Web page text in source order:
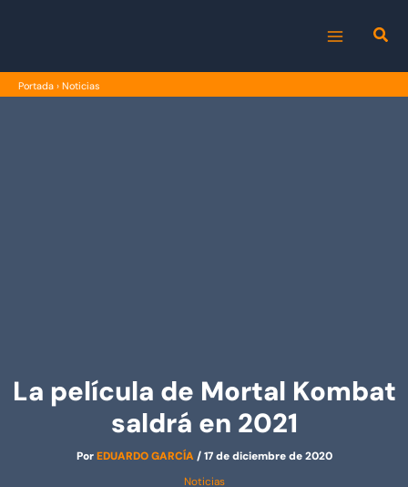
MENU
Portada › Noticias
La película de Mortal Kombat
saldrá en 2021
PorEDUARDO GARCÍA/17 de diciembre de 2020
Noticias